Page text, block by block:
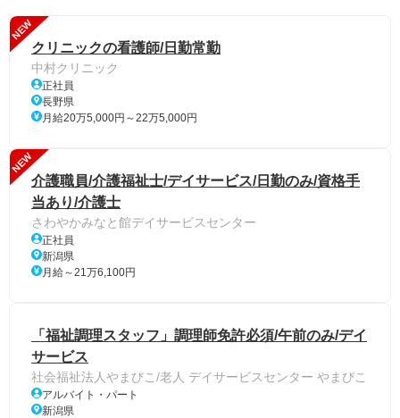
NEW
クリニックの看護師/日勤常勤
中村クリニック
正社員
長野県
月給20万5,000円～22万5,000円
NEW
介護職員/介護福祉士/デイサービス/日勤のみ/資格手
当あり/介護士
さわやかみなと館デイサービスセンター
正社員
新潟県
月給～21万6,100円
「福祉調理スタッフ」調理師免許必須/午前のみ/デイ
サービス
社会福祉法人やまびこ/老人 デイサービスセンター やまびこ
アルバイト・パート
新潟県